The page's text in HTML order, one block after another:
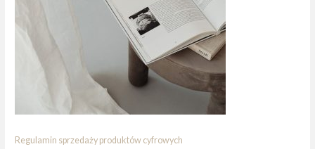
Regulamin sprzedaży produktów cyfrowych